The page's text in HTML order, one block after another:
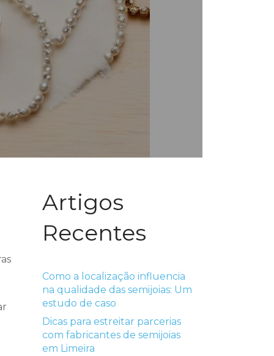
Artigos
Recentes
Como a localização influencia
na qualidade das semijoias: Um
estudo de caso
Dicas para estreitar parcerias
com fabricantes de semijoias
em Limeira